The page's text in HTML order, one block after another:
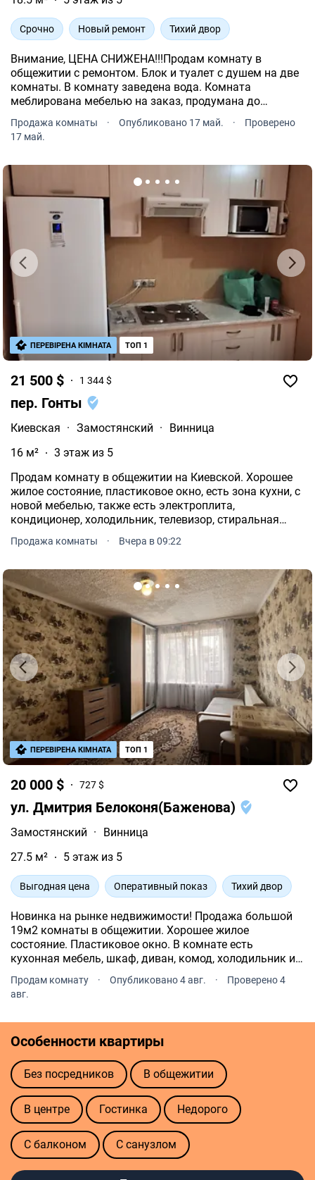
Срочно Новый ремонт Тихий двор
Внимание, ЦЕНА СНИЖЕНА!!!Продам комнату в
общежитии с ремонтом. Блок и туалет с душем на две
комнаты. В комнату заведена вода. Комната
меблирована мебелью на заказ, продумана до
сантиметра. Новая стиральная машина, холодильник.
Ключи на руках. Приглашаем на просмотр.
Продажа комнаты · Опубликовано 17 май. ·
Проверено
17 май.
21 500 $ 1 344 $
пер. Гонты
Киевская · Замостянский ·
Винница
16 м²
3 этаж из 5
Продам комнату в общежитии на Киевской. Хорошее
жилое состояние, пластиковое окно, есть зона кухни, с
новой мебелью, также есть электроплита,
кондиционер, холодильник, телевизор, стиральная
21500$.
Продажа комнаты · Вчера в 09:22
ПЕРЕВІРЕНА КІМНАТА ТОП 1
20 000 $ 727 $
ул. Дмитрия Белоконя(Баженова)
Замостянский ·
Винница
27.5 м²
5 этаж из 5
Выгодная цена Оперативный показ Тихий двор
Новинка на рынке недвижимости! Продажа большой
19м2 комнаты в общежитии. Хорошее жилое
состояние. Пластиковое окно. В комнате есть
кухонная мебель, шкаф, диван, комод, холодильник и
стиральная машина. Все, что есть в комнате, остается
новым владельцам. Хорошая инфраструктура.
Продам комнату · Опубликовано 4 авг. ·
Проверено 4
авг.
ПЕРЕВІРЕНА КІМНАТА ТОП 1
Особенности квартиры
Без посредников В общежитии
В центре Гостинка Недорого
С балконом С санузлом